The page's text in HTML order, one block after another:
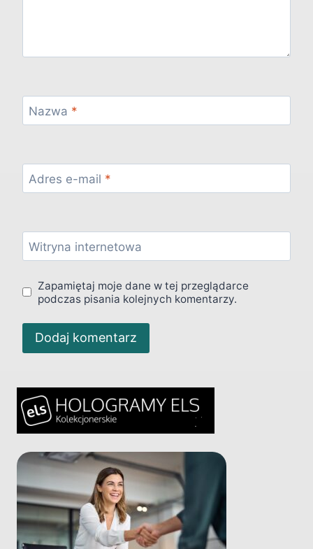
Nazwa *
Adres e-mail *
Witryna internetowa
Zapamiętaj moje dane w tej przeglądarce
podczas pisania kolejnych komentarzy.